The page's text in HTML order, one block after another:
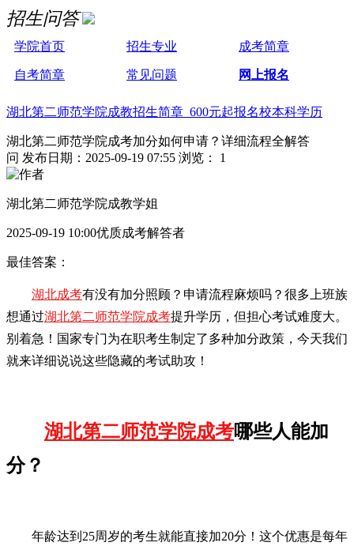
招生问答
学院首页 招生专业 成考简章
自考简章 常见问题 网上报名
湖北第二师范学院成教招生简章 600元起报名校本科学历
湖北第二师范学院成考加分如何申请？详细流程全解答
问 发布日期：2025-09-19 07:55 浏览： 1
湖北第二师范学院成教学姐
2025-09-19 10:00优质成考解答者
最佳答案：
湖北成考有没有加分照顾？申请流程麻烦吗？很多上班族
想通过湖北第二师范学院成考提升学历，但担心考试难度大。
别着急！国家专门为在职考生制定了多种加分政策，今天我们
就来详细说说这些隐藏的考试助攻！
湖北第二师范学院成考哪些人能加
分？
年龄达到25周岁的考生就能直接加20分！这个优惠是每年